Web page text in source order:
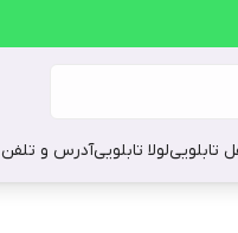
تابلوییلولا تابلوییآدرس و تلفن